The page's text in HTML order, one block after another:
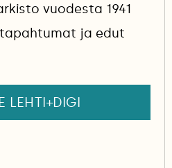
vuodesta 1941
ja edut
LEHTI+DIGI